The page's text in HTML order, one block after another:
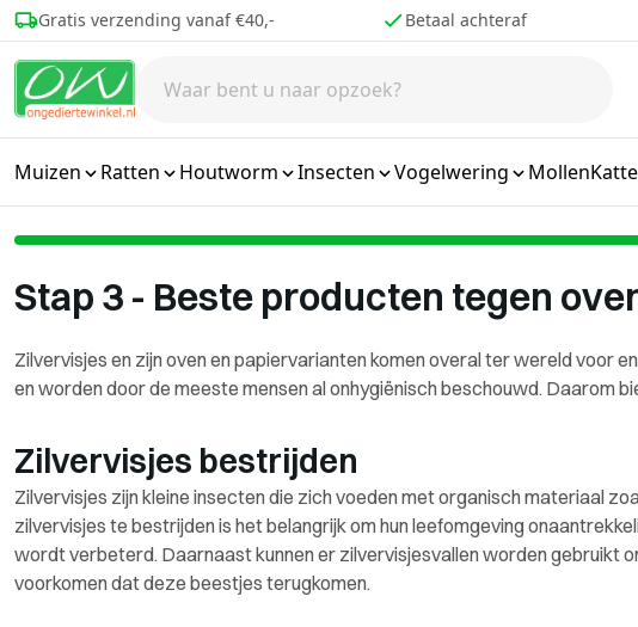
Ga naar de inhoud
Betaal achteraf Voor 16.00 besteld, morgen
Muizen Ratten Houtworm Insecten Vogelwering Mollen
Stap 3 - Beste producten tegen
Zilvervisjes en zijn oven en papiervarianten komen overal ter wereld voor
en worden door de meeste mensen al onhygiënisch beschouwd. Daarom
Zilvervisjes bestrijden
Zilvervisjes zijn kleine insecten die zich voeden met organisch materiaal
zilvervisjes te bestrijden is het belangrijk om hun leefomgeving
wordt verbeterd. Daarnaast kunnen er zilvervisjesvallen worden gebruikt
voorkomen dat deze beestjes terugkomen.